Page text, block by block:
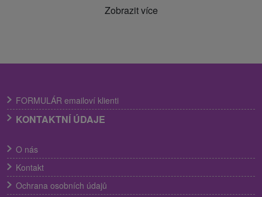
Zobrazit více
FORMULÁR emailoví klienti
KONTAKTNÍ ÚDAJE
O nás
Kontakt
Ochrana osobních údajů